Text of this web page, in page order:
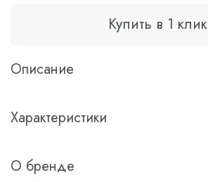
Купить в 1 клик
Описание
Характеристики
О бренде